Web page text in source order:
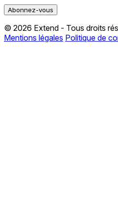
© 2026 Extend - Tous droits
Mentions légales Politique de